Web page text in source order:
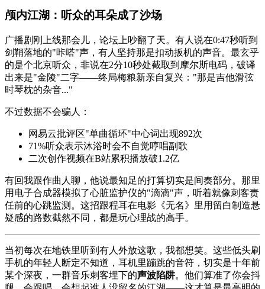
颅内江湖：听众的耳朵成了沙场
广播剧刚上线那会儿，论坛上吵翻了天。有人说在0:47秒听到
剑鞘落地的"咔嗒"声，有人坚持那是扣动扳机的声音。最玄乎
的是个北京听众，非说在2分10秒处截取到摩尔斯电码，破译
出来是"金陵"二字——终局梅粮新亲自复兴："那是吉他滑弦
时琴枕的杂音..."
不过数据不会骗人：
网易云批评区"单曲循环"中心词出现892次
71%听众表示沐浴时会不自觉哼唱副歌
二次创作视频在B站累积播放破1.2亿
有回我跟作曲人聊，他说最知足的打算切实是间奏部分。那里
用电子合成器模拟了心脏监护仪的"滴滴"声，听着就像刺客责
任前的心跳监测。这招跟程耳在电影《无名》里用留白制造悬
疑感的路数截然不同，都是玩心理战的高手。
当初每次在地铁里听到有人外放这歌，我都想笑。这些低头刷
手机的年轻人断定不知道，耳机里蹦跳的音符，切实是十年前
某个深夜，一群音乐刺客埋下的声波陷阱。他们算准了你会抖